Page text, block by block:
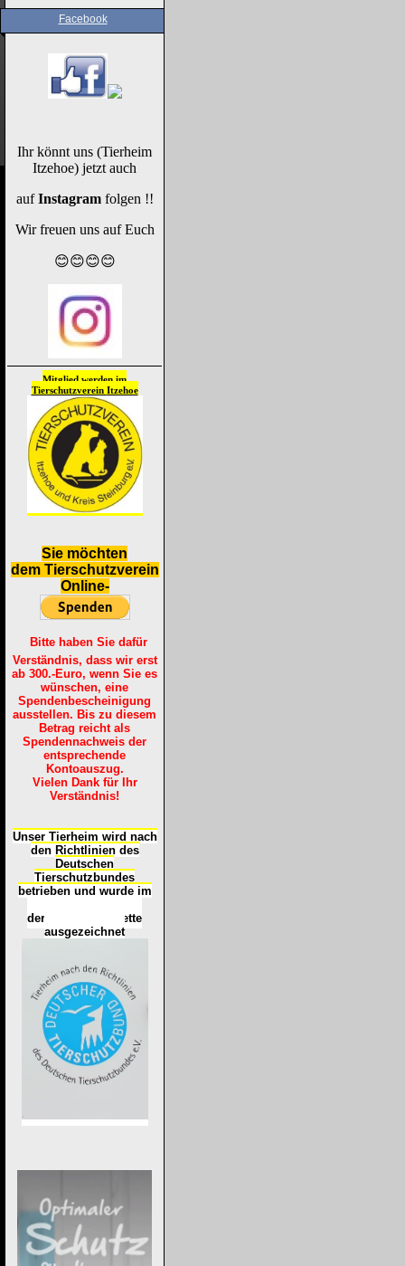
Facebook
Ihr könnt uns (Tierheim
Itzehoe) jetzt auch
aufInstagramfolgen !!
Wir freuen uns auf Euch
😊😊😊😊
Mitglied werden im
Tierschutzverein Itzehoe
Sie möchten
dem Tierschutzverein
Online-
Bitte haben Sie dafür
Verständnis, dass wir erst
ab 300.-Euro, wenn Sie es
wünschen, eine
Spendenbescheinigung
ausstellen. Bis zu diesem
Betrag reicht als
Spendennachweis der
entsprechende
Kontoauszug.
Vielen Dank für Ihr
Verständnis!
Unser Tierheim wird nach
den Richtlinien des
Deutschen
Tierschutzbundes
betrieben und wurde im
der
Tierheimplakette
ausgezeichnet